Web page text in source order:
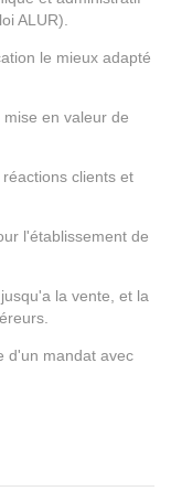
ALUR).
le mieux adapté
en valeur de
clients et
l'établissement de
la vente, et la
d'un mandat avec